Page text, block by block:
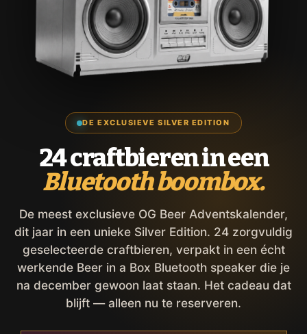
DE EXCLUSIEVE SILVER EDITION
24 craftbieren in een
Bluetooth boombox.
De meest exclusieve OG Beer Adventskalender,
dit jaar in een unieke Silver Edition. 24 zorgvuldig
geselecteerde craftbieren, verpakt in een écht
werkende Beer in a Box Bluetooth speaker die je
na december gewoon laat staan. Het cadeau dat
blijft — alleen nu te reserveren.